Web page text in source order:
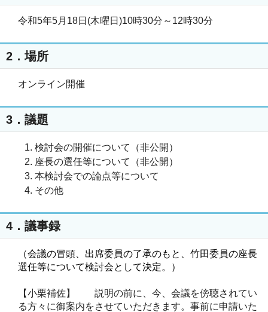
令和5年5月18日(木曜日)10時30分～12時30分
2．場所
オンライン開催
3．議題
検討会の開催について（非公開）
座長の選任等について（非公開）
本検討会での論点等について
その他
4．議事録
（会議の冒頭、出席委員の了承のもと、竹田委員の座長
選任等について検討会として決定。）
【小栗補佐】 説明の前に、今、会議を傍聴されてい
る方々に御案内をさせていただきます。事前に申請いた